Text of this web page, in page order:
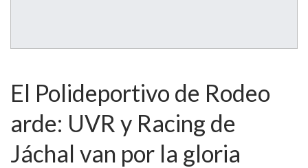
El Polideportivo de Rodeo
arde: UVR y Racing de
Jáchal van por la gloria